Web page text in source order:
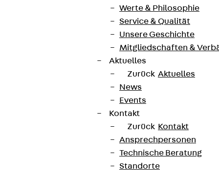
Werte & Philosophie
Service & Qualität
Unsere Geschichte
Mitgliedschaften &
Aktuelles
Zurück Aktuelles
News
Events
Kontakt
Zurück Kontakt
Ansprechpersonen
Technische Beratung
Standorte